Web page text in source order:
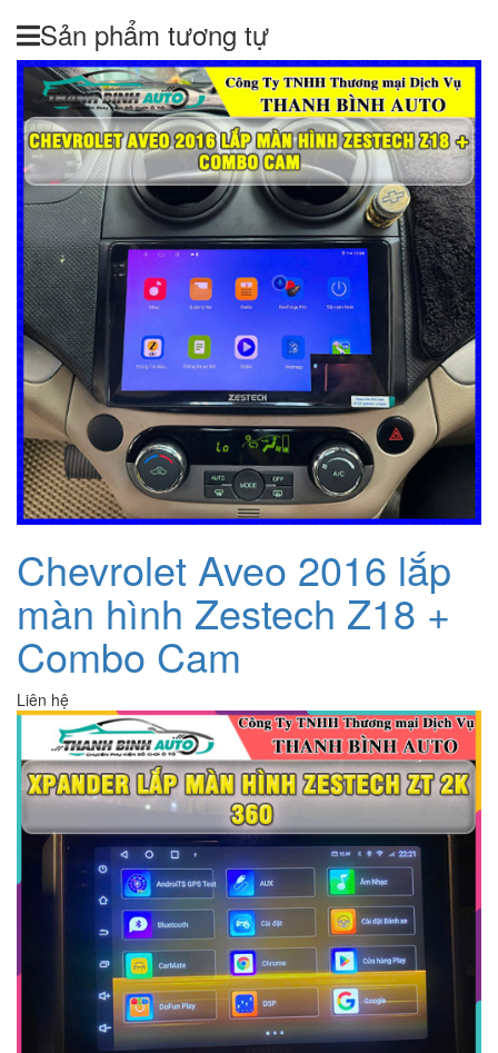
Sản phẩm tương tự
Chevrolet Aveo 2016 lắp
màn hình Zestech Z18 +
Combo Cam
Liên hệ